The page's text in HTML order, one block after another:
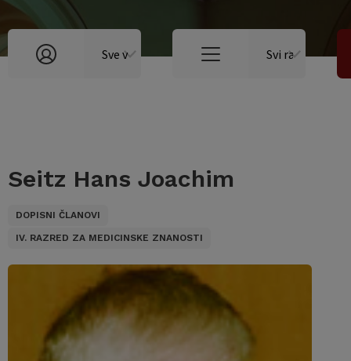
Seitz Hans Joachim
DOPISNI ČLANOVI
IV. RAZRED ZA MEDICINSKE ZNANOSTI